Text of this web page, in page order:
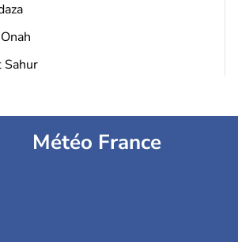
Sahur
Météo France